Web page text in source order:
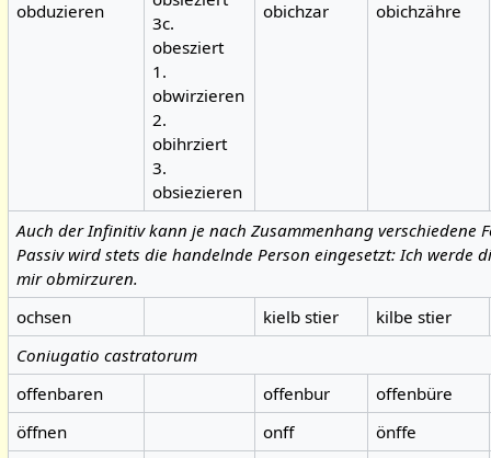
obduzieren
3c.
obesziert
1.
obwirzieren
2.
obihrziert
3.
obsiezieren
obichzar obichzähre
Auch der Infinitiv kann je nach Zusammenhang verschiedene
Passiv wird stets die handelnde Person eingesetzt: Ich werde
mir obmirzuren.
ochsen
kielb stier
kilbe stier
Coniugatio castratorum
offenbaren
offenbur
offenbüre
öffnen
onff
önffe